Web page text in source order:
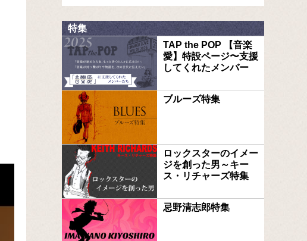
特集
TAP the POP 【音楽
愛】特設ページ〜支援
してくれたメンバー
ブルーズ特集
ロックスターのイメー
ジを創った男～キー
ス・リチャーズ特集
忌野清志郎特集